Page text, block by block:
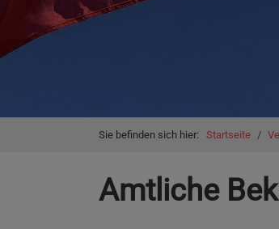
You are here:
Sie befinden sich hier: Startseite
Amtliche